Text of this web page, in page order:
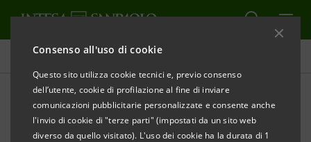
Consenso all'uso di cookie
Questo sito utilizza cookie tecnici e, previo consenso
dell’utente, cookie di profilazione al fine di inviare
comunicazioni pubblicitarie personalizzate e consente anche
l'invio di cookie di "terze parti" (impostati da un sito web
diverso da quello visitato). L'uso dei cookie ha la durata di 1
Comunicati stampa
STAMPA AGGIORNA
INTESA SANPAOLO: DEFINIZIONE DI
CONTROVERSIE CON L’AGENZIA DELLE ENTRATE